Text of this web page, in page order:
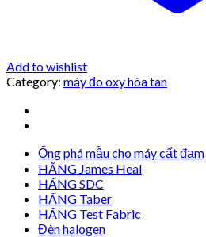
Add to wishlist
Category: máy đo oxy hòa tan
Ống phá mẫu cho máy cất đạm
HÃNG James Heal
HÃNG SDC
HÃNG Taber
HÃNG Test Fabric
Đèn halogen